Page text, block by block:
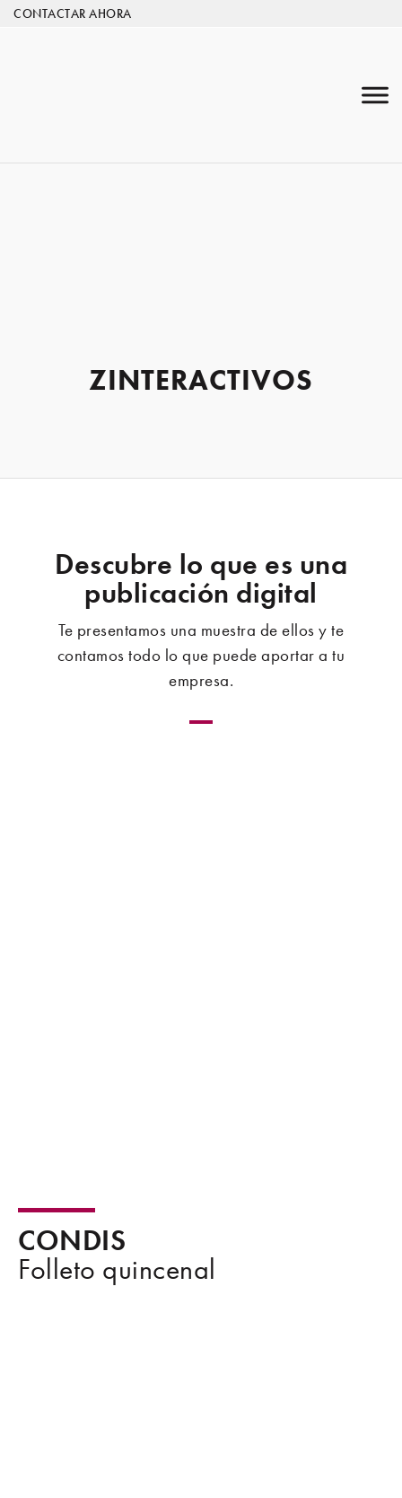
CONTACTAR AHORA
ZINTERACTIVOS
Descubre lo que es una
publicación digital
Te presentamos una muestra de ellos y te
contamos todo lo que puede aportar a tu
empresa.
CONDIS
Folleto quincenal